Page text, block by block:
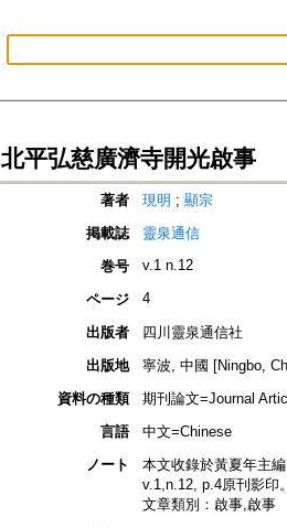
北平弘慈廣濟寺開光啟事
著者 現明 ; 顯宗
掲載誌
靈泉通信
巻号
v.1 n.12
ページ 4
出版者
四川靈泉通信社
出版地
寧波, 中國 [Ningbo,
資料の種類
期刊論文=Journal
言語
中文=Chinese
ノート
本文收錄於黃夏年主
v.1,n.12, p.4原刊影印
文章類別：啟事,啟事